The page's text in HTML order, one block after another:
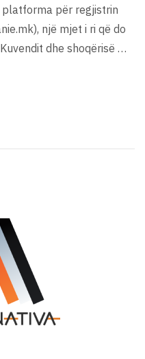
për regjistrin
një mjet i ri që do
dhe shoqërisë …